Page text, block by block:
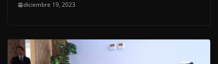
diciembre 19, 2023